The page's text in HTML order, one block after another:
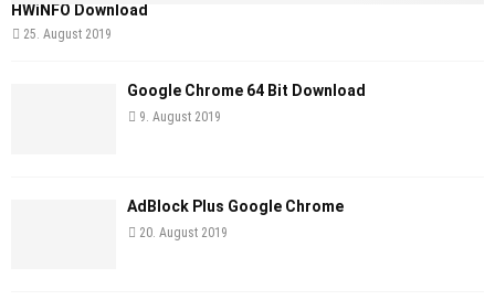
HWiNFO Download
25. August 2019
Google Chrome 64 Bit Download
9. August 2019
AdBlock Plus Google Chrome
20. August 2019